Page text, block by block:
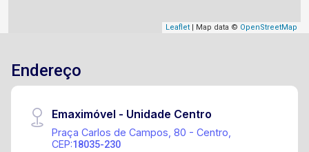
Leaflet | Map data © OpenStreetMap
Endereço
Emaximóvel - Unidade Centro
Praça Carlos de Campos, 80 - Centro,
CEP:18035-230